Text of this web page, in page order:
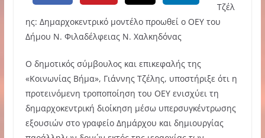
Τζέλ
ης: Δημαρχοκεντρικό μοντέλο προωθεί ο ΟΕΥ του
Δήμου Ν. Φιλαδέλφειας Ν. Χαλκηδόνας
Ο δημοτικός σύμβουλος και επικεφαλής της
«Κοινωνίας Βήμα», Γιάννης Τζέλης, υποστήριξε ότι η
προτεινόμενη τροποποίηση του ΟΕΥ ενισχύει τη
δημαρχοκεντρική διοίκηση μέσω υπερσυγκέντρωσης
εξουσιών στο γραφείο Δημάρχου και δημιουργίας